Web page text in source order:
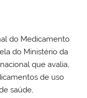
do Medicamento
do Ministério da
que avalia,
de uso
saúde,